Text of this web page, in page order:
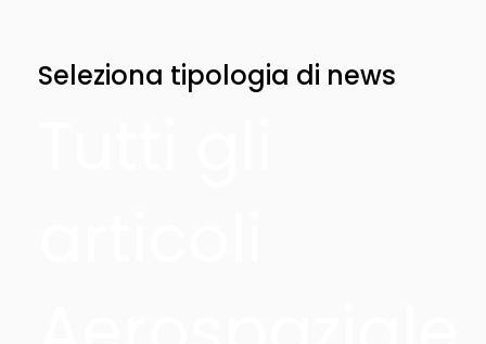
Seleziona tipologia di news